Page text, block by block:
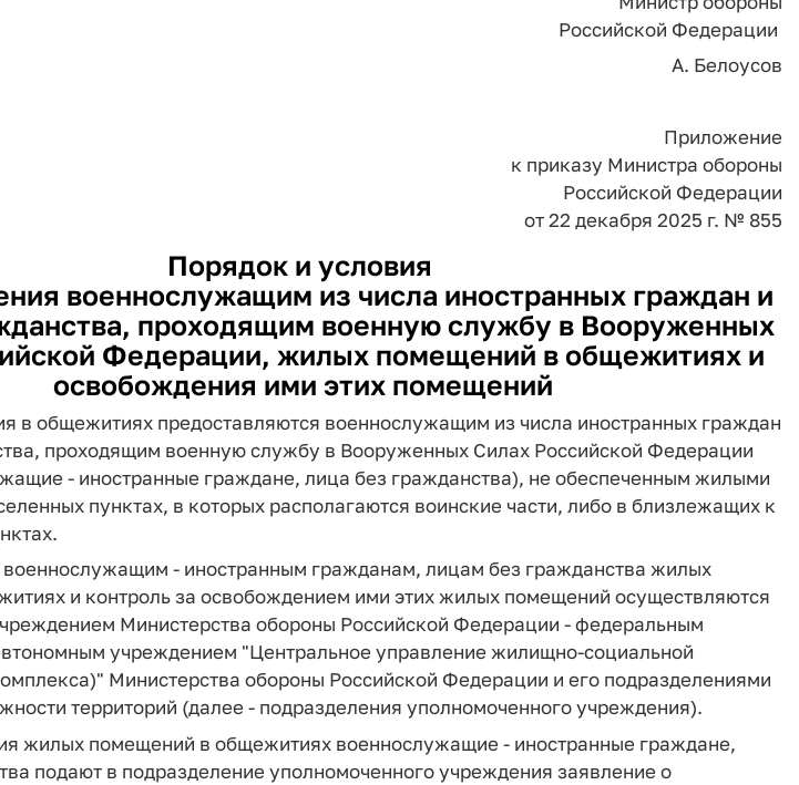
Российской Федерации
А. Белоусов
Приложение
к приказу Министра обороны
Российской Федерации
от 22 декабря 2025 г. № 855
Порядок и условия
военнослужащим из числа иностранных граждан и
проходящим военную службу в Вооруженных
Федерации, жилых помещений в общежитиях и
освобождения ими этих помещений
в общежитиях предоставляются военнослужащим из числа иностранных граждан
проходящим военную службу в Вооруженных Силах Российской Федерации
- иностранные граждане, лица без гражданства), не обеспеченным жилыми
пунктах, в которых располагаются воинские части, либо в близлежащих к
- иностранным гражданам, лицам без гражданства жилых
и контроль за освобождением ими этих жилых помещений осуществляются
Министерства обороны Российской Федерации - федеральным
учреждением "Центральное управление жилищно-социальной
Министерства обороны Российской Федерации и его подразделениями
территорий (далее - подразделения уполномоченного учреждения).
жилых помещений в общежитиях военнослужащие - иностранные граждане,
подают в подразделение уполномоченного учреждения заявление о